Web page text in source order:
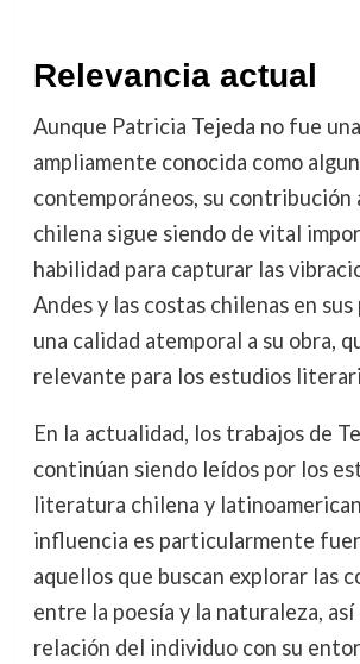
Relevancia actual
Aunque Patricia Tejeda no fue
ampliamente conocida como
contemporáneos, su contribución
chilena sigue siendo de vital
habilidad para capturar las
Andes y las costas chilenas en sus
una calidad atemporal a su obra,
relevante para los estudios
En la actualidad, los trabajos de
continúan siendo leídos por los
literatura chilena y
influencia es particularmente
aquellos que buscan explorar las
entre la poesía y la naturaleza, así
relación del individuo con su